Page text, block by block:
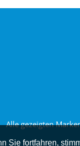
Sie fortfahren,
Alle gezeigten